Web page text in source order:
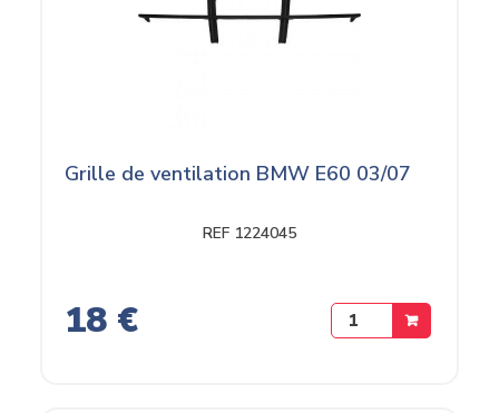
Grille de ventilation BMW E60 03/07
REF 1224045
18 €